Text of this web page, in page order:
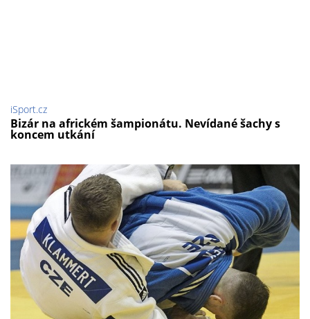
iSport.cz
Bizár na africkém šampionátu. Nevídané šachy s
koncem utkání